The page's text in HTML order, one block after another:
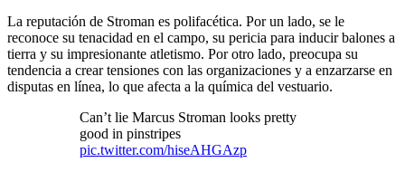
La reputación de Stroman es polifacética. Por un lado, se le
reconoce su tenacidad en el campo, su pericia para inducir balones a
tierra y su impresionante atletismo. Por otro lado, preocupa su
tendencia a crear tensiones con las organizaciones y a enzarzarse en
disputas en línea, lo que afecta a la química del vestuario.
Can’t lie Marcus Stroman looks pretty
good in pinstripes
pic.twitter.com/hiseAHGAzp